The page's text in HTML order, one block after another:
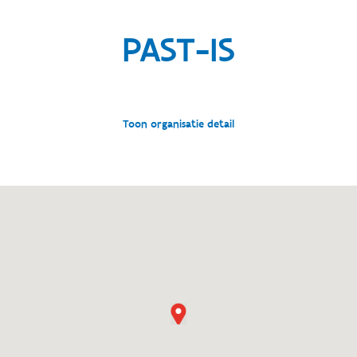
PAST-IS
Toon organisatie detail